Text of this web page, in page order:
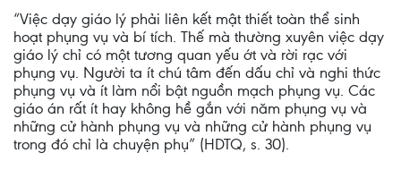
“Việc dạy giáo lý phải liên kết mật thiết toàn thể sinh
hoạt phụng vụ và bí tích. Thế mà thường xuyên việc dạy
giáo lý chỉ có một tương quan yếu ớt và rời rạc với
phụng vụ. Người ta ít chú tâm đến dấu chỉ và nghi thức
phụng vụ và ít làm nổi bật nguồn mạch phụng vụ. Các
giáo án rất ít hay không hề gắn với năm phụng vụ và
những cử hành phụng vụ và những cử hành phụng vụ
trong đó chỉ là chuyện phụ” (HDTQ, s. 30).